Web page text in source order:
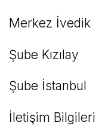
Merkez İvedik
Şube Kızılay
Şube İstanbul
İletişim Bilgileri